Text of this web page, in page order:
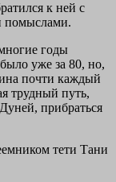
к ней с
помыслами.
годы
уже за 80, но,
почти каждый
трудный путь,
прибраться
тети Тани